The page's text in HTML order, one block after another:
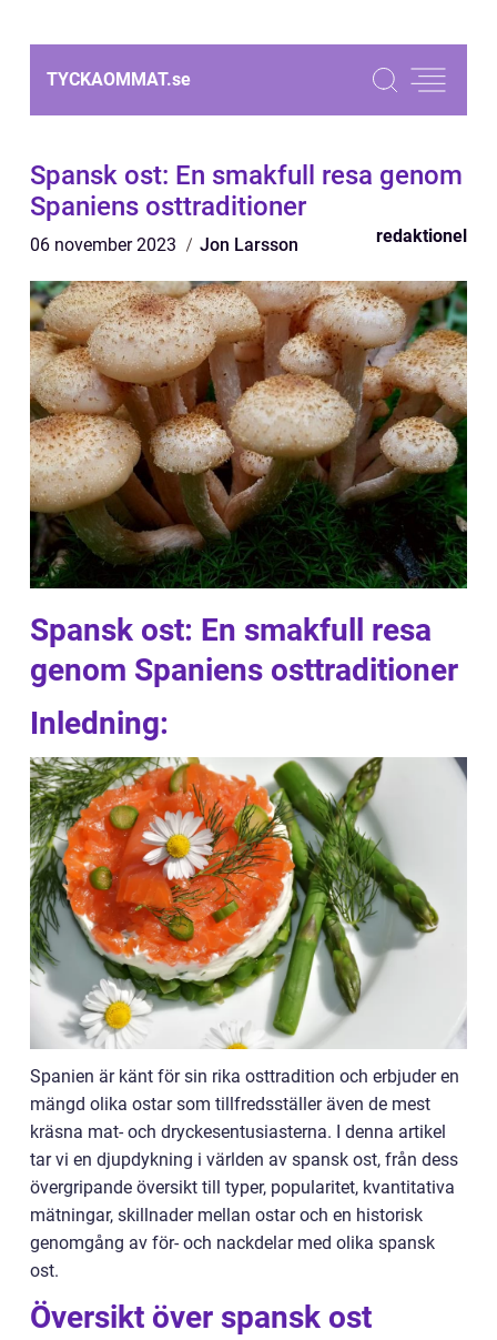
TYCKAOMMAT.se
Spansk ost: En smakfull resa genom
Spaniens osttraditioner
06 november 2023 Jon Larsson redaktionel
Spansk ost: En smakfull resa
genom Spaniens osttraditioner
Inledning:
Spanien är känt för sin rika osttradition och erbjuder en
mängd olika ostar som tillfredsställer även de mest
kräsna mat- och dryckesentusiasterna. I denna artikel
tar vi en djupdykning i världen av spansk ost, från dess
övergripande översikt till typer, popularitet, kvantitativa
mätningar, skillnader mellan ostar och en historisk
genomgång av för- och nackdelar med olika spansk
ost.
Översikt över spansk ost